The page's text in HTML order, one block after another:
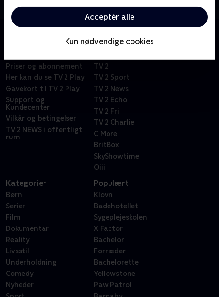
Acceptér alle
Kun nødvendige cookies
Mexico, USA og Canada.
Priser og abonnement
Her kan du se TV 2 Play
Gavekort til TV 2 Play
Support og
Kundecenter
Vilkår og betingelser
TV 2 NEWS i offentligt
rum
TV 2
TV 2 Sport
TV 2 News
TV 2 Echo
TV 2 Fri
TV 2 Charlie
C More
BritBox
SkyShowtime
Oiii
Kategorier
Børn
Serier
Film
Dokumentar
Reality
Livsstil
Underholdning
Comedy
Nyheder
Populært
Klovn
Badehotellet
Sygeplejeskolen
X Factor
Bachelor
Forræder
Bachelorette
Yellowstone
Paw Patrol